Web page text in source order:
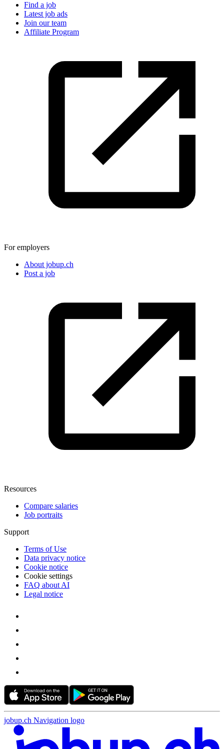
Find a job
Latest job ads
Join our team
Affiliate Program
For employers
About jobup.ch
Post a job
Resources
Compare salaries
Job portraits
Support
Terms of Use
Data privacy notice
Cookie notice
Cookie settings
FAQ about AI
Legal notice
jobup.ch Navigation logo